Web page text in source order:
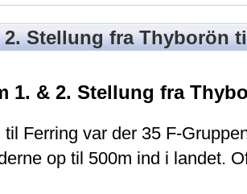
2. Stellung fra Thyborön
1. & 2. Stellung fra
til Ferring var der 35 F-
op til 500m ind i landet.